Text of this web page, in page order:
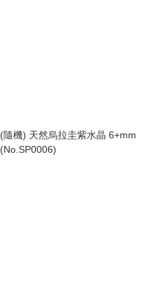
(隨機) 天然烏拉圭紫水晶 6+mm
(No.SP0006)